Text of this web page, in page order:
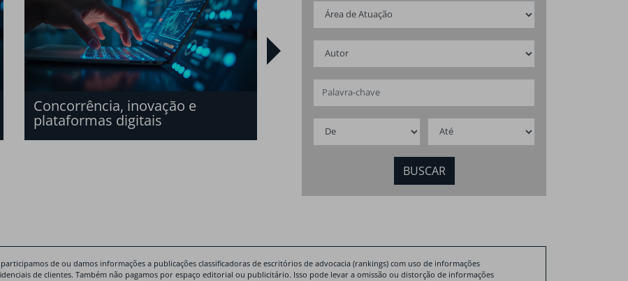
Concorrência, inovação e
plataformas digitais
O novo mercado de
saneamento básico
brasileiro
de ou damos informações a publicações classificadoras de escritórios de advocacia (rankings) com uso de informações
de clientes. Também não pagamos por espaço editorial ou publicitário. Isso pode levar a omissão ou distorção de informações